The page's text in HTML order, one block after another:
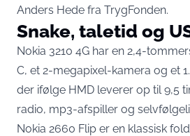
Anders Hede fra TrygFonden.
Snake, taletid og
Nokia 3210 4G har en 2,4-
C, et 2-megapixel-kamera og et
der ifølge HMD leverer op til 9,5
radio, mp3-afspiller og
Nokia 2660 Flip er en klassisk